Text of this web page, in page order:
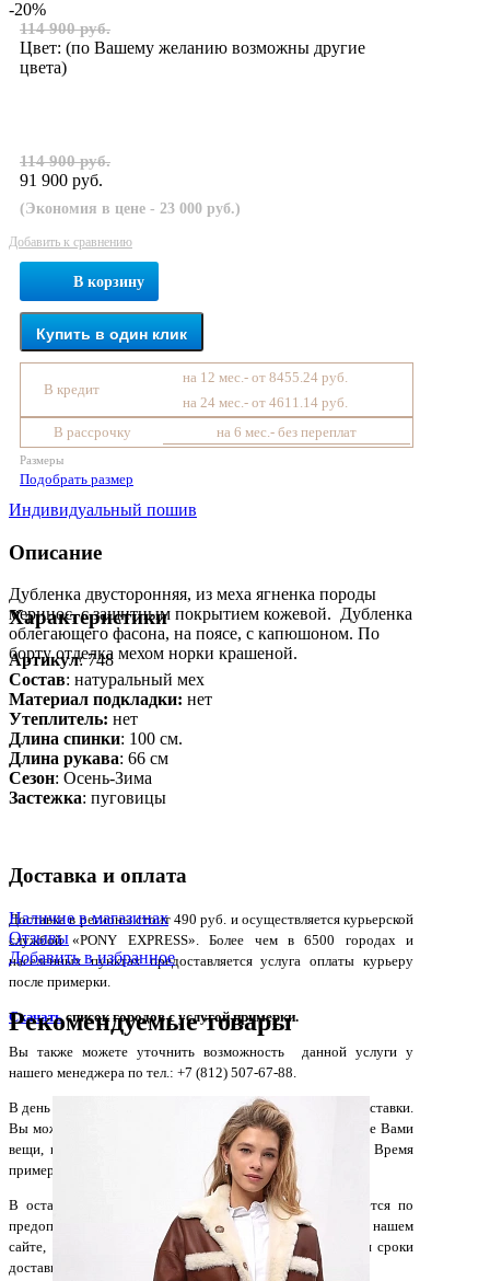
-20%
114 900 руб.
Цвет: (по Вашему желанию возможны другие
цвета)
114 900 руб.
91 900 руб.
(Экономия в цене - 23 000 руб.)
Добавить к сравнению
В корзину
Купить в один клик
В кредит
на 12 мес.- от 8455.24 руб.
на 24 мес.- от 4611.14 руб.
В рассрочку
на 6 мес.- без переплат
Размеры
Подобрать размер
Индивидуальный пошив
Описание
Дубленка двусторонняя, из меха ягненка породы
меринос, с защитным покрытием кожевой. Дубленка
облегающего фасона, на поясе, с капюшоном. По
борту отделка мехом норки крашеной.
Характеристики
Артикул: 748
Состав: натуральный мех
Материал подкладки: нет
Утеплитель: нет
Длина спинки: 100 см.
Длина рукава: 66 см
Сезон: Осень-Зима
Застежка: пуговицы
Доставка и оплата
Доставка в регионы стоит 490 руб. и осуществляется курьерской
службой «PONY EXPRESS». Более чем в 6500 городах и
населенных пунктах предоставляется услуга оплаты курьеру
после примерки.
Скачатьсписок городов с услугой примерки.
Вы также можете уточнить возможность данной услуги у
нашего менеджера по тел.: +7 (812) 507-67-88.
В день доставки Курьер позвонит Вам и уточнит время доставки.
Вы можете в присутствии Курьера примерить заказанные Вами
вещи, и если что-то Вам не подошло, вернуть курьеру. Время
примерки -15 мин.
В остальные населенные пункты доставка осуществляется по
предоплате. Оставьте Ваш заказ и контактные данные на нашем
сайте, менеджер свяжется с Вами, уточнит стоимость и сроки
доставки и вышлет счет на оплату.
Наличие в магазинах
Отзывы
Добавить в избранное
Рекомендуемые товары